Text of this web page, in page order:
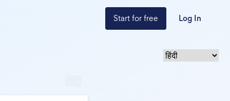
Start for free Log In